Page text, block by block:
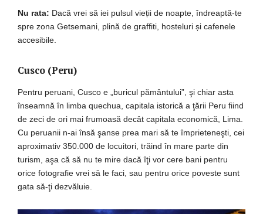
Nu rata: Dacă vrei să iei pulsul vieții de noapte, îndreaptă-te
spre zona Getsemani, plină de graffiti, hosteluri și cafenele
accesibile.
Cusco (Peru)
Pentru peruani, Cusco e „buricul pământului”, şi chiar asta
înseamnă în limba quechua, capitala istorică a ţării Peru fiind
de zeci de ori mai frumoasă decât capitala economică, Lima.
Cu peruanii n-ai însă şanse prea mari să te împrieteneşti, cei
aproximativ 350.000 de locuitori, trăind în mare parte din
turism, aşa că să nu te mire dacă îţi vor cere bani pentru
orice fotografie vrei să le faci, sau pentru orice poveste sunt
gata să-ţi dezvăluie.